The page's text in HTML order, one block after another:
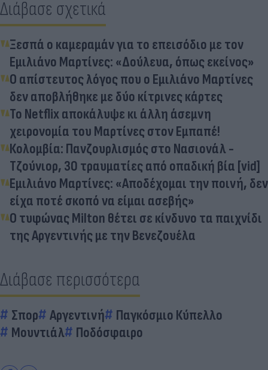
Διάβασε σχετικά
Ξεσπά ο καμεραμάν για το επεισόδιο με τον
Εμιλιάνο Μαρτίνες: «Δούλευα, όπως εκείνος»
Ο απίστευτος λόγος που ο Εμιλιάνο Μαρτίνες
δεν αποβλήθηκε με δύο κίτρινες κάρτες
Το Netflix αποκάλυψε κι άλλη άσεμνη
χειρονομία του Μαρτίνες στον Εμπαπέ!
Κολομβία: Πανζουρλισμός στο Νασιονάλ -
Τζούνιορ, 30 τραυματίες από οπαδική βία [vid]
Εμιλιάνο Μαρτίνες: «Αποδέχομαι την ποινή, δεν
είχα ποτέ σκοπό να είμαι ασεβής»
Ο τυφώνας Milton θέτει σε κίνδυνο τα παιχνίδι
της Αργεντινής με την Βενεζουέλα
Διάβασε περισσότερα
Σπορ Αργεντινή
Παγκόσμιο Κύπελλο
Μουντιάλ
Ποδόσφαιρο